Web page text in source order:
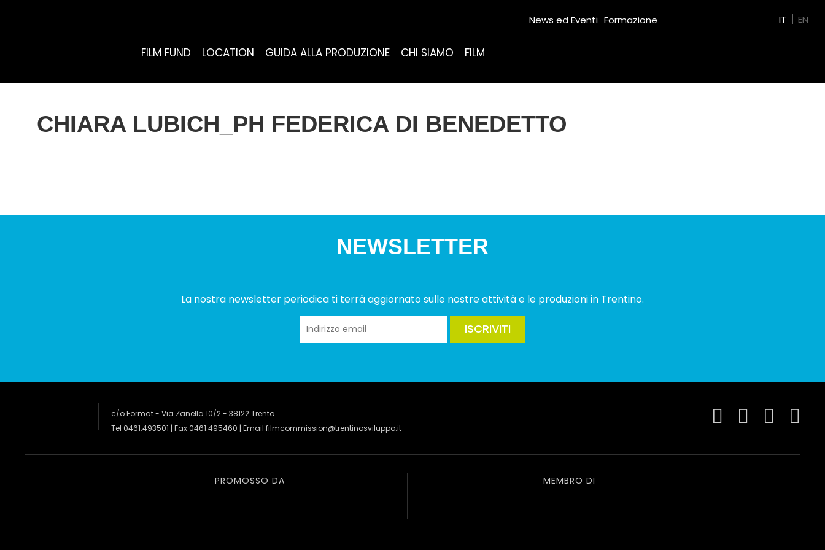
FILM FUND LOCATION GUIDA ALLA PRODUZIONE CHI SIAMO FILM
News ed Eventi Formazione IT EN
CHIARA LUBICH_PH FEDERICA DI BENEDETTO
NEWSLETTER
La nostra newsletter periodica ti terrà aggiornato sulle nostre attività e le produzioni in Trentino.
ISCRIVITI
c/o Format - Via Zanella 10/2 - 38122 Trento
Tel 0461.493501 | Fax 0461.495460 | Email filmcommission@trentinosviluppo.it
PROMOSSO DA MEMBRO DI